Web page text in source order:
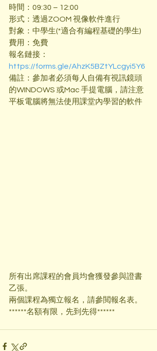
時間：09:30 – 12:00
形式：透過ZOOM 視像軟件進行
對象：中學生(*適合有編程基礎的學生)
費用：免費
報名鏈接：
https://forms.gle/AhzK5BZtYLcgyi5Y6
備註：參加者必須每人自備有視訊鏡頭
的WINDOWS 或Mac 手提電腦，請注意
平板電腦將無法使用課堂內學習的軟件
所有出席課程的會員均會獲發參與證書
乙張。
兩個課程為獨立報名，請參閲報名表。
******名額有限，先到先得******